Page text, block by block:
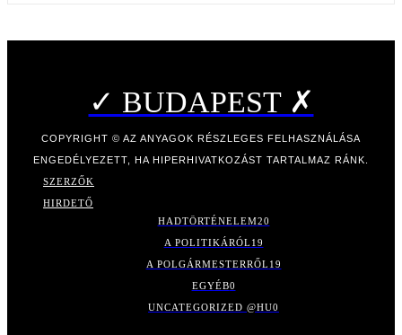
✓ BUDAPEST ✗
COPYRIGHT © AZ ANYAGOK RÉSZLEGES FELHASZNÁLÁSA
ENGEDÉLYEZETT, HA HIPERHIVATKOZÁST TARTALMAZ RÁNK.
SZERZŐK
HIRDETŐ
HADTÖRTÉNELEM20
A POLITIKÁRÓL 19
A POLGÁRMESTERRŐL 19
EGYÉB0
UNCATEGORIZED @HU0